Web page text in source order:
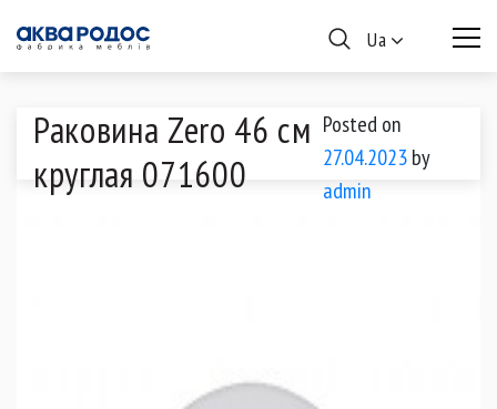
Ua
Раковина Zero 46 см
круглая 071600
Posted on
27.04.2023by
admin